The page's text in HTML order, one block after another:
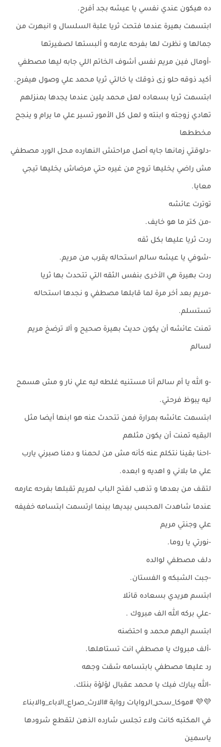
ده هيكون عندي نفسي يا عيشه بجد أفرح.
ابتسمت بهيرة عندما فتحت ثريا علبة السلسال و انبهرت من
جمالها و نظرت لها بفرحه عارمه و ألبستها لصغيرتها
-أومال فين مريم نفس أشوف الخاتم اللي جابه ليها مصطفي
أكيد ذوقه حلو زى ذوقك يا خالتي ثريا محمد علي وصول هيفرح.
ابتسمت ثريا بسعاده لعل محمد يلين عندما يجدها بمنزلهم
تهادي زوجته و ابنته و لعل كل الأمور تسير علي ما يرام و ينجح
مخططها
-دلوقتي زمانها جايه أصل مراحتش النهارده محل الورد مصطفي
مش راضي يخليها تروح من غيره حتي مرضاش يخليها تيجي
معايا.
توترت عائشه
-من كتر ما هو خايف.
ردت ثريا عليها بكل ثقه
-شوفي يا عيشه سالم استحاله يقرب من مريم.
ردت بهيرة هي الأخرى بنفس الثقه التي تتحدث بها ثريا
-مريم بعد أخر مرة لما قابلها مصطفي و نجدها استحاله
تستسلم.
تمنت عائشه أن يكون حديث بهيرة صحيح و ألا ترضخ مريم
لسالم
-و الله يا أم سالم أنا مستنيه غلطه ليه علي نار و مش هسمح
ليه يبوظ فرحتي.
ابتسمت عائشه بمرارة فمن تتحدث عنه هو ابنها أيضا مثل
البقيه تمنت أن يكون مثلهم
-احنا بقينا نتكلم عنه كأنه مش من لحمنا و دمنا صبرني يارب
علي ما بلاني و اهديه و ابعده.
لتقف من بعدها و تذهب لفتح الباب لمريم تقبلها بفرحه عارمه
عندما شاهدت المحبس بيديها بينما ارتسمت ابتسامه خفيفه
علي وجنتي مريم
-نورتي يا روما.
دلف مصطفي لوالده
-جبت الشبكه و الفستان.
ابتسم هريدي بسعاده قائلا
-علي بركه الله الف مبروك .
ابتسم اليهم محمد و احتضنه
-ألف مبروك يا مصطفي انت تستاهلها.
رد عليها مصطفي بابتسامه شقت وجهه
-الله يبارك فيك يا محمد عقبال لؤلؤة بنتك.
💜💜 #موكا_سحر_الروايات رواية #الارث_صراع_الاباء_والابناء
في المكتبه كانت ولاء تجلس شارده الذهن لتقطع شرودها
ياسمين